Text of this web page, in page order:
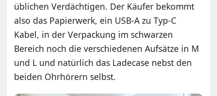
üblichen Verdächtigen. Der Käufer bekommt
also das Papierwerk, ein USB-A zu Typ-C
Kabel, in der Verpackung im schwarzen
Bereich noch die verschiedenen Aufsätze in M
und L und natürlich das Ladecase nebst den
beiden Ohrhörern selbst.